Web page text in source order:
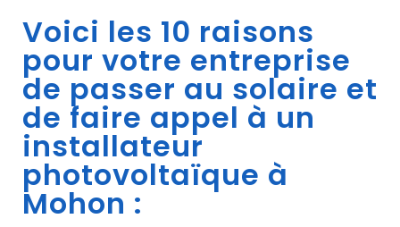
Voici les 10 raisons
pour votre entreprise
de passer au solaire et
de faire appel à un
installateur
photovoltaïque à
Mohon :